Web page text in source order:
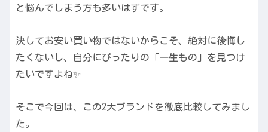
と悩んでしまう方も多いはずです。
決してお安い買い物ではないからこそ、絶対に後悔し
たくないし、自分にぴったりの「一生もの」を見つけ
たいですよね✨
そこで今回は、この2大ブランドを徹底比較してみまし
た。